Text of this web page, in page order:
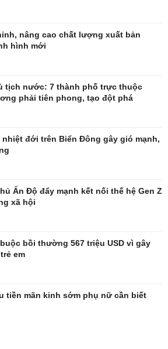
Săn Tour
nâng cao chất lượng xuất bản
hình mới
tịch nước: 7 thành phố trực thuộc
phải tiên phong, tạo đột phá
nhiệt đới trên Biển Đông gây gió mạnh,
Ấn Độ đẩy mạnh kết nối thế hệ Gen Z
xã hội
bồi thường 567 triệu USD vì gây
em
tiền mãn kinh sớm phụ nữ cần biết